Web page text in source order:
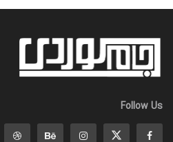
Follow Us